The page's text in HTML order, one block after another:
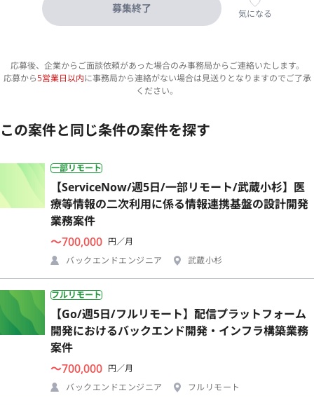
募集終了 気になる
応募後、企業からご面談依頼があった場合のみ事務局からご連絡いたします。
応募から5営業日以内に事務局から連絡がない場合は見送りとなりますのでご了承
ください。
この案件と同じ条件の案件を探す
一部リモート
【ServiceNow/週5日/一部リモート/武蔵小杉】医
療等情報の二次利用に係る情報連携基盤の設計開発
業務案件
〜700,000 円／月
バックエンドエンジニア
武蔵小杉
フルリモート
【Go/週5日/フルリモート】配信プラットフォーム
開発におけるバックエンド開発・インフラ構築業務
案件
〜700,000 円／月
バックエンドエンジニア
フルリモート